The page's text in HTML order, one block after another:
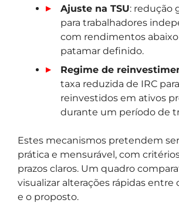
Ajuste na TSU: redução
para trabalhadores
com rendimentos
patamar definido.
Regime de
taxa reduzida de IRC
reinvestidos em ativos
durante um período de
Estes mecanismos pretendem
prática e mensurável, com
prazos claros. Um quadro
visualizar alterações rápidas entre
e o proposto.